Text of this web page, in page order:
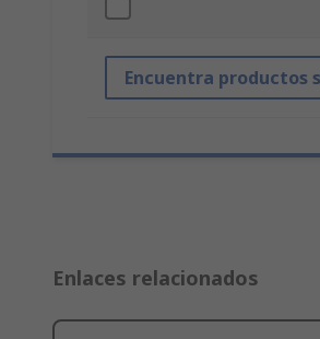
Encuentra productos
Enlaces relacionados